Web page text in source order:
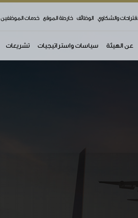
topوالشكاوي الوظائف خارطة الموقع خدمات الموظفين
عن الهيئة سياسات واستراتيجيات تشريعات